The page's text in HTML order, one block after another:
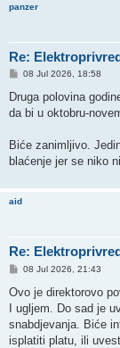
panzer
Re:
P
s
08 Jul 2026, 18:58
Druga polovina
da bi u oktobru-
Biće zanimljivo.
blaćenje jer se niko
aid
Re:
P
s
08 Jul 2026, 21:43
Ovo je direktorovo
I ugljem. Do sad je
snabdjevanja. Biće
isplatiti platu, ili